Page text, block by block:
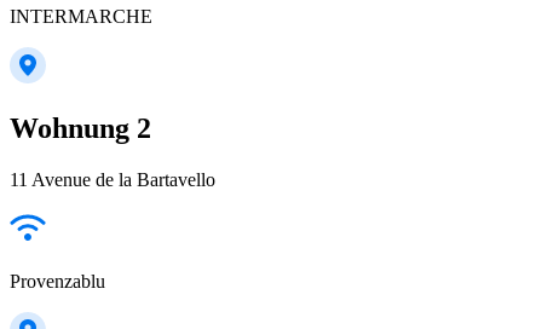
INTERMARCHE
Wohnung 2
11 Avenue de la Bartavello
Provenzablu